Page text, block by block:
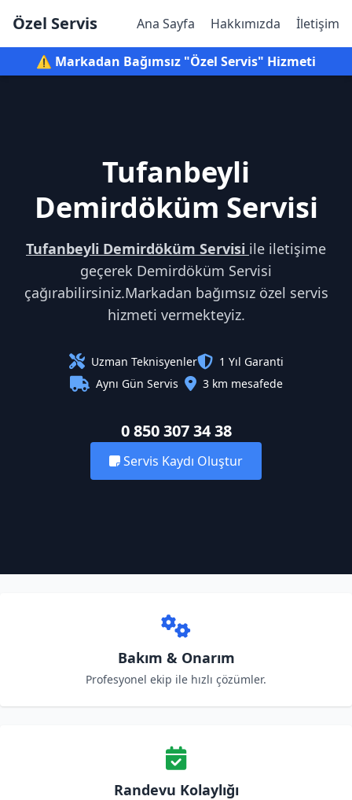
Özel Servis Ana Sayfa Hakkımızda İletişim
⚠️ Markadan Bağımsız "Özel Servis" Hizmeti
Tufanbeyli
Demirdöküm Servisi
Tufanbeyli Demirdöküm Servisi ile iletişime
geçerek Demirdöküm Servisi
çağırabilirsiniz.Markadan bağımsız özel servis
hizmeti vermekteyiz.
Uzman Teknisyenler
1 Yıl Garanti
Aynı Gün Servis
3 km mesafede
0 850 307 34 38
Servis Kaydı Oluştur
Bakım & Onarım
Profesyonel ekip ile hızlı çözümler.
Randevu Kolaylığı